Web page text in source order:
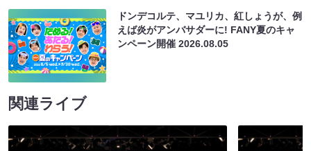
ドンデコルテ、マユリカ、紅しょうが、例
えば炎がアンバサダーに! FANY夏のキャ
ンペーン開催2026.08.05
関連ライブ